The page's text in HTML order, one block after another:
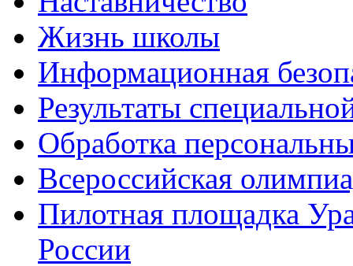
Жизнь школы
Информационная
Результаты
Обработка
Всероссийская
Пилотная площадка
России